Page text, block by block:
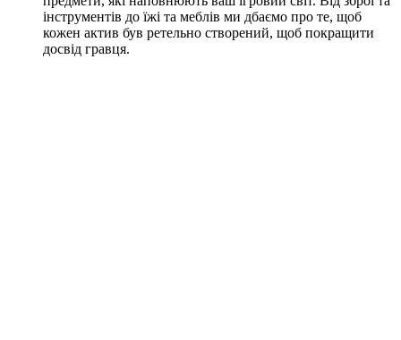
інструментів до їжі та меблів ми дбаємо про те, щоб
кожен актив був ретельно створений, щоб покращити
досвід гравця.